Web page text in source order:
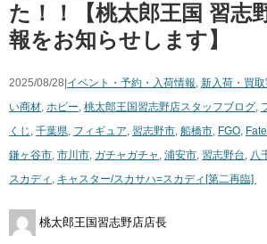
た！！【桃太郎王国 習志
報をお知らせします】
2025/08/28| イベント・予約・入荷情報, 新入荷・買
い商材, ホビー, 桃太郎王国習志野店スタッフブログ,
くじ , 千葉県, フィギュア, 習志野市, 船橋市, FGO,
鎌ヶ谷市, 市川市, ガチャガチャ , 浦安市, 習志野台, 八
スカディ , キャスター/スカサハ=スカディ[第二再臨] ​
桃太郎王国習志野店店長